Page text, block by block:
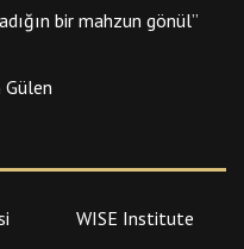
bir mahzun gönül”
WISE Institute